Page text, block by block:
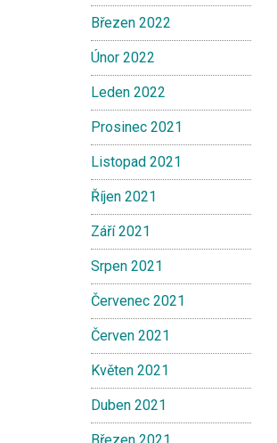
Březen 2022
Únor 2022
Leden 2022
Prosinec 2021
Listopad 2021
Říjen 2021
Září 2021
Srpen 2021
Červenec 2021
Červen 2021
Květen 2021
Duben 2021